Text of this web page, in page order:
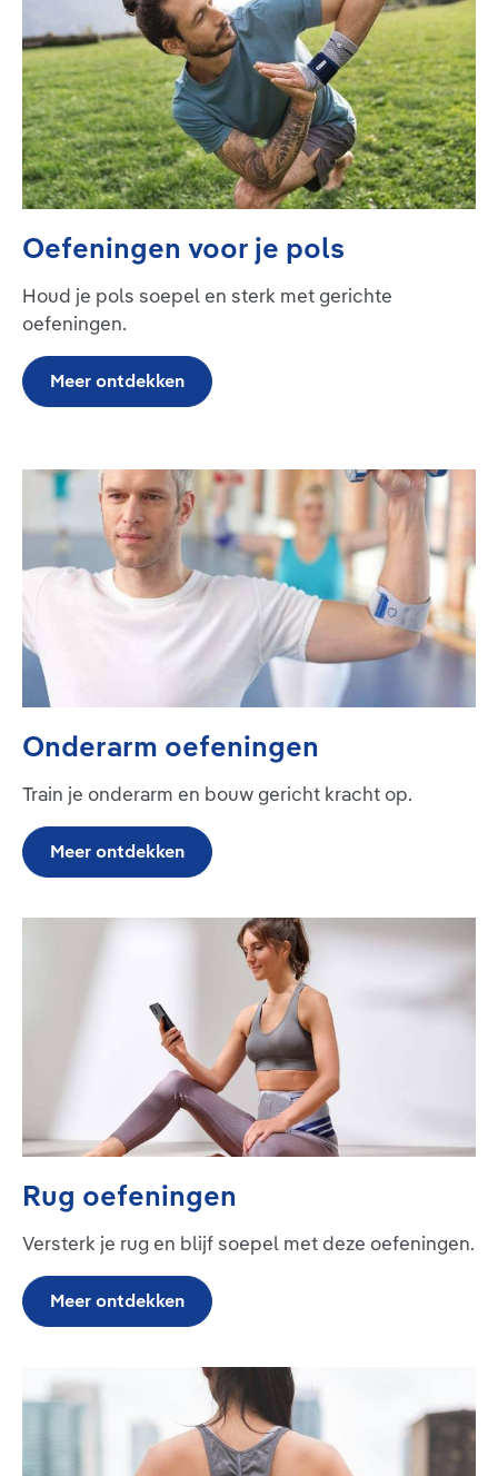
Oefeningen voor je pols
Houd je pols soepel en sterk met gerichte
oefeningen.
Meer ontdekken
Onderarm oefeningen
Train je onderarm en bouw gericht kracht op.
Meer ontdekken
Rug oefeningen
Versterk je rug en blijf soepel met deze oefeningen.
Meer ontdekken